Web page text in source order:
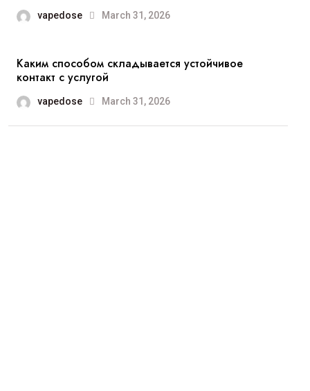
vapedose March 31, 2026
Каким способом складывается устойчивое
контакт с услугой
vapedose March 31, 2026